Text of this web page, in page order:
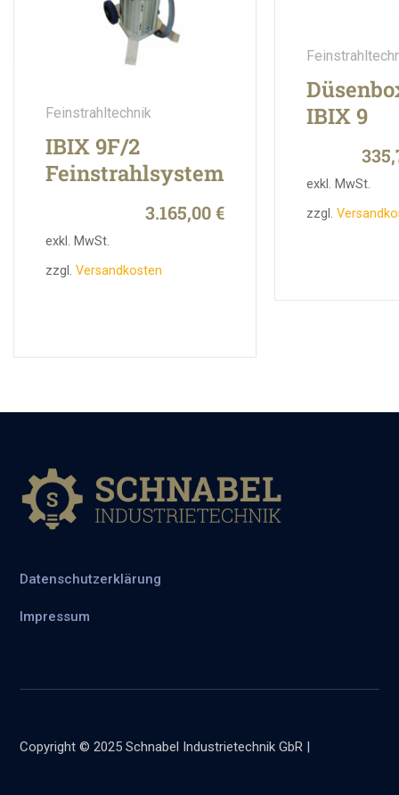
Feinstrahltechnik
IBIX 9F/2
Feinstrahlsystem
3.165,00€
exkl. MwSt.
zzgl. Versandkosten
IBIX 9
exkl. MwSt.
zzgl.
Datenschutzerklärung
Impressum
Copyright © 2025 Schnabel Industrietechnik GbR |